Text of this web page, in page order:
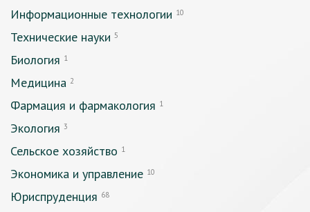
Информационные технологии 10
Технические науки 5
Биология 1
Медицина 2
Фармация и фармакология 1
Экология 3
Сельское хозяйство 1
Экономика и управление 10
Юриспруденция 68